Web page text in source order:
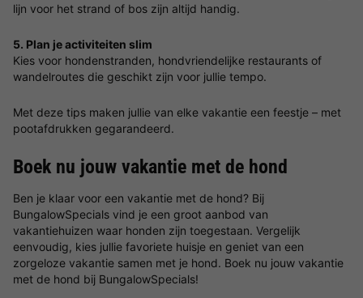
lijn voor het strand of bos zijn altijd handig.
5. Plan je activiteiten slim
Kies voor hondenstranden, hondvriendelijke restaurants of
wandelroutes die geschikt zijn voor jullie tempo.
Met deze tips maken jullie van elke vakantie een feestje – met
pootafdrukken gegarandeerd.
Boek nu jouw vakantie met de hond
Ben je klaar voor een vakantie met de hond? Bij
BungalowSpecials vind je een groot aanbod van
vakantiehuizen waar honden zijn toegestaan. Vergelijk
eenvoudig, kies jullie favoriete huisje en geniet van een
zorgeloze vakantie samen met je hond. Boek nu jouw vakantie
met de hond bij BungalowSpecials!